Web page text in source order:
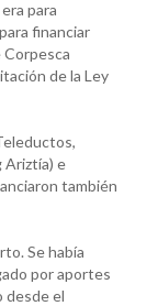
para
financiar
Corpesca
de la Ley
Ariztía) e
también
Se había
por aportes
desde el